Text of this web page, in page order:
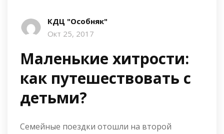
КДЦ "Особняк"
Окт 25, 2017
Маленькие хитрости:
как путешествовать с
детьми?
Семейные поездки отошли на второй